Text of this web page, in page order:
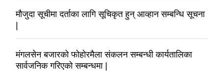
मौजुदा सूचीमा दर्ताका लागि सूचिकृत हुन् आव्हान सम्बन्धि सूचना
मंगलसेन बजारको फोहोरमैला संकलन सम्बन्धी कार्यतालिका
सार्वजनिक गरिएको सम्बन्धमा |